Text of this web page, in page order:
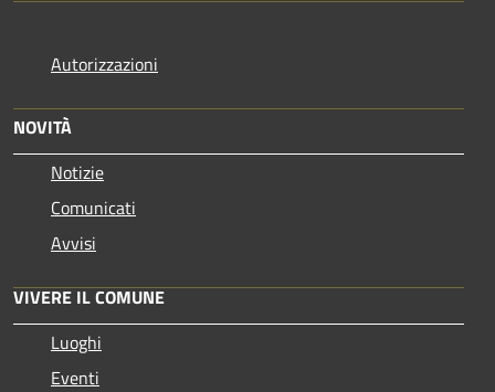
Autorizzazioni
NOVITÀ
Notizie
Comunicati
Avvisi
VIVERE IL COMUNE
Luoghi
Eventi